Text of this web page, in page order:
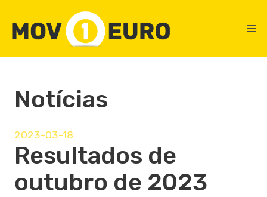
Notícias
2023-03-18
Resultados de
outubro de 2023